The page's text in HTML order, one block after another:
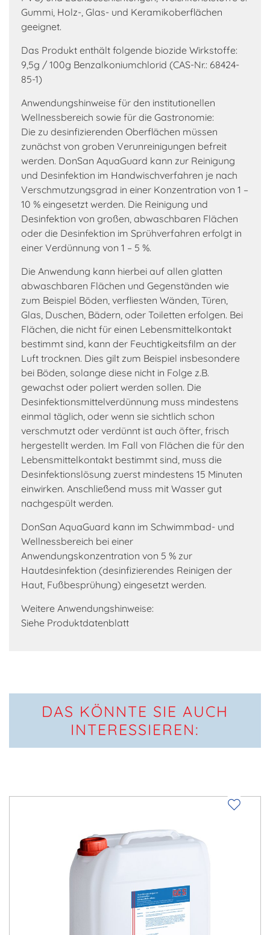
Gummi, Holz-, Glas- und Keramikoberflächen
geeignet.
Das Produkt enthält folgende biozide Wirkstoffe:
9,5g / 100g Benzalkoniumchlorid (CAS-Nr.: 68424-
85-1)
Anwendungshinweise für den institutionellen
Wellnessbereich sowie für die Gastronomie:
Die zu desinfizierenden Oberflächen müssen
zunächst von groben Verunreinigungen befreit
werden. DonSan AquaGuard kann zur Reinigung
und Desinfektion im Handwischverfahren je nach
Verschmutzungsgrad in einer Konzentration von 1 –
10 % eingesetzt werden. Die Reinigung und
Desinfektion von großen, abwaschbaren Flächen
oder die Desinfektion im Sprühverfahren erfolgt in
einer Verdünnung von 1 – 5 %.
Die Anwendung kann hierbei auf allen glatten
abwaschbaren Flächen und Gegenständen wie
zum Beispiel Böden, verfliesten Wänden, Türen,
Glas, Duschen, Bädern, oder Toiletten erfolgen. Bei
Flächen, die nicht für einen Lebensmittelkontakt
bestimmt sind, kann der Feuchtigkeitsfilm an der
Luft trocknen. Dies gilt zum Beispiel insbesondere
bei Böden, solange diese nicht in Folge z.B.
gewachst oder poliert werden sollen. Die
Desinfektionsmittelverdünnung muss mindestens
einmal täglich, oder wenn sie sichtlich schon
verschmutzt oder verdünnt ist auch öfter, frisch
hergestellt werden. Im Fall von Flächen die für den
Lebensmittelkontakt bestimmt sind, muss die
Desinfektionslösung zuerst mindestens 15 Minuten
einwirken. Anschließend muss mit Wasser gut
nachgespült werden.
DonSan AquaGuard kann im Schwimmbad- und
Wellnessbereich bei einer
Anwendungskonzentration von 5 % zur
Hautdesinfektion (desinfizierendes Reinigen der
Haut, Fußbesprühung) eingesetzt werden.
Weitere Anwendungshinweise:
Siehe Produktdatenblatt
DAS KÖNNTE SIE AUCH
INTERESSIEREN: